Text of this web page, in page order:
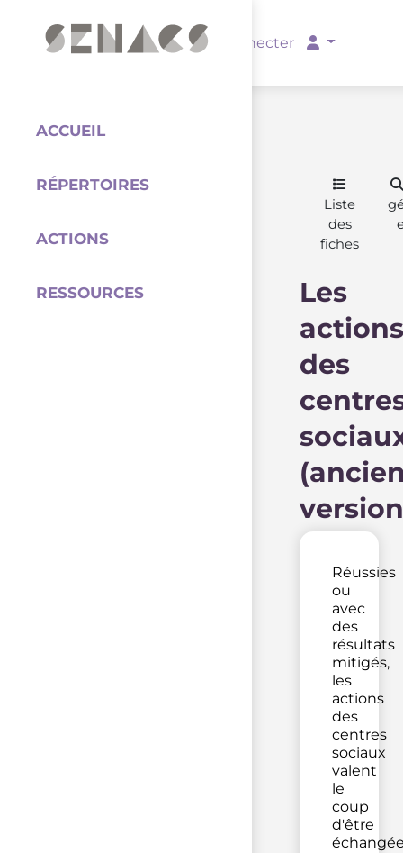
Se connecter
ACCUEIL
RÉPERTOIRES
ACTIONS
RESSOURCES
Liste
des
fiches
Les
actions
des
Réussies
ou
avec
des
résultats
mitigés,
les
actions
des
centres
sociaux
valent
le
coup
d'être